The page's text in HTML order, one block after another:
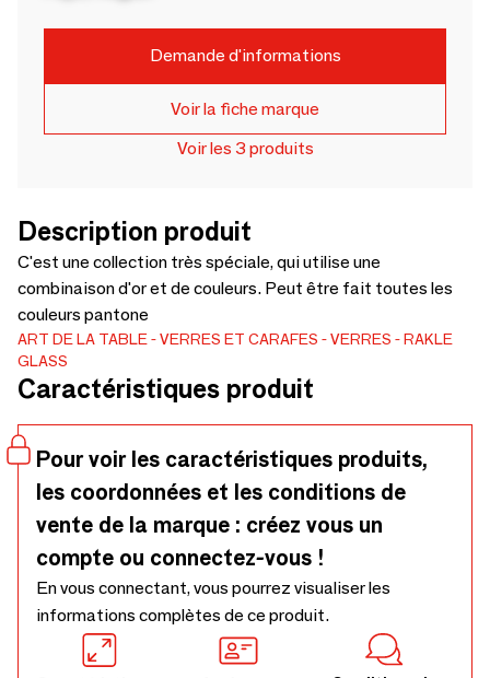
Demande d'informations
Voir la fiche marque
Voir les 3 produits
Description produit
C'est une collection très spéciale, qui utilise une
combinaison d'or et de couleurs. Peut être fait toutes les
couleurs pantone
ART DE LA TABLE VERRES ET CARAFES VERRES
RAKLE
GLASS
Caractéristiques produit
Pour voir les caractéristiques produits,
les coordonnées et les conditions de
vente de la marque : créez vous un
compte ou connectez-vous !
En vous connectant, vous pourrez visualiser les
informations complètes de ce produit.